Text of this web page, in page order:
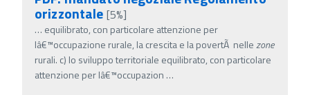
orizzontale [5%]
… equilibrato, con particolare attenzione per
lâ€™occupazione rurale, la crescita e la povertÃ nellezone
rurali. c) lo sviluppo territoriale equilibrato, con particolare
attenzione per lâ€™occupazion …